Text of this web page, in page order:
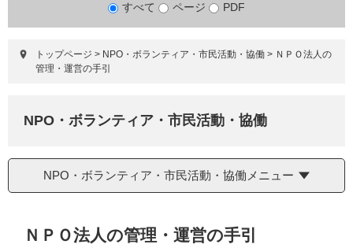
て
検
象
すべて ページ PDF
トップページ > NPO・ボランティア・市民活動・協働 > ＮＰＯ法人の
管理・運営の手引
NPO・ボランティア・市民活動・協働
NPO・ボランティア・市民活動・協働メニュー
ＮＰＯ法人の管理・運営の手引